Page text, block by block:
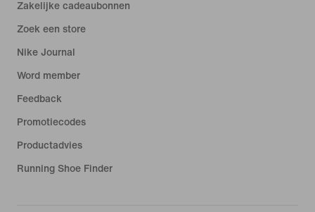
Zakelijke cadeaubonnen
Zoek een store
Nike Journal
Word member
Feedback
Promotiecodes
Productadvies
Running Shoe Finder